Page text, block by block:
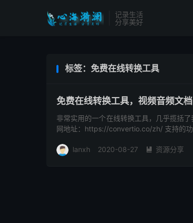
记录生活
分享美好
标签：免费在线转换工具
免费在线转换工具，视频音频文
非常实用的一个在线转换工具，几乎揽括
网地址：https://convertio.co/zh/ 支持的功
lanxh 2020-08-27  资源分享